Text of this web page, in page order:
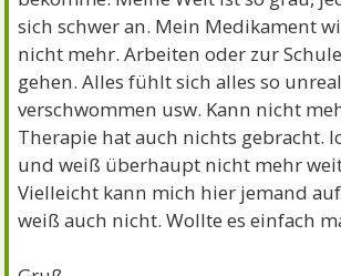
sich schwer an. Mein Medikament
nicht mehr. Arbeiten oder zur
gehen. Alles fühlt sich alles so
verschwommen usw. Kann nicht
Therapie hat auch nichts gebracht.
und weiß überhaupt nicht mehr
Vielleicht kann mich hier jemand
weiß auch nicht. Wollte es einfach